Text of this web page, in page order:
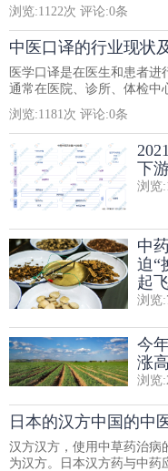
浏览:1122次 评论:0条
中医口译的行业现状
医学口译是在医生和患者
通常在医院、诊所、体检中
浏览:1181次 评论:0条
下
浏览:
中
迫“
起
浏览:
今
涨
浏览:
日本的汉方中国的中
汉方汉方，使用中草药治病
为汉方。日本汉方药与中药